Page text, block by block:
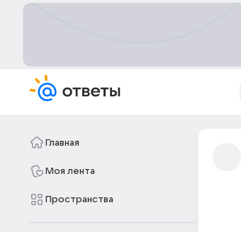
Главная
Моя лента
Пространства